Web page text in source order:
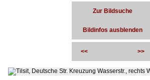
Zur Bildsuche
Bildinfos ausblenden
<< >>